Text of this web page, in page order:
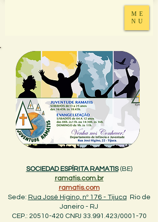
ME
NU
SOCIEDAD ESPÍRITA RAMATIS (BE)
ramatis.com.br
ramatis.com
Sede: Rua José Higino, nº 176 - Tijuca Rio de
Janeiro - RJ
CEP.: 20510-420 CNPJ 33.991.423/0001-70